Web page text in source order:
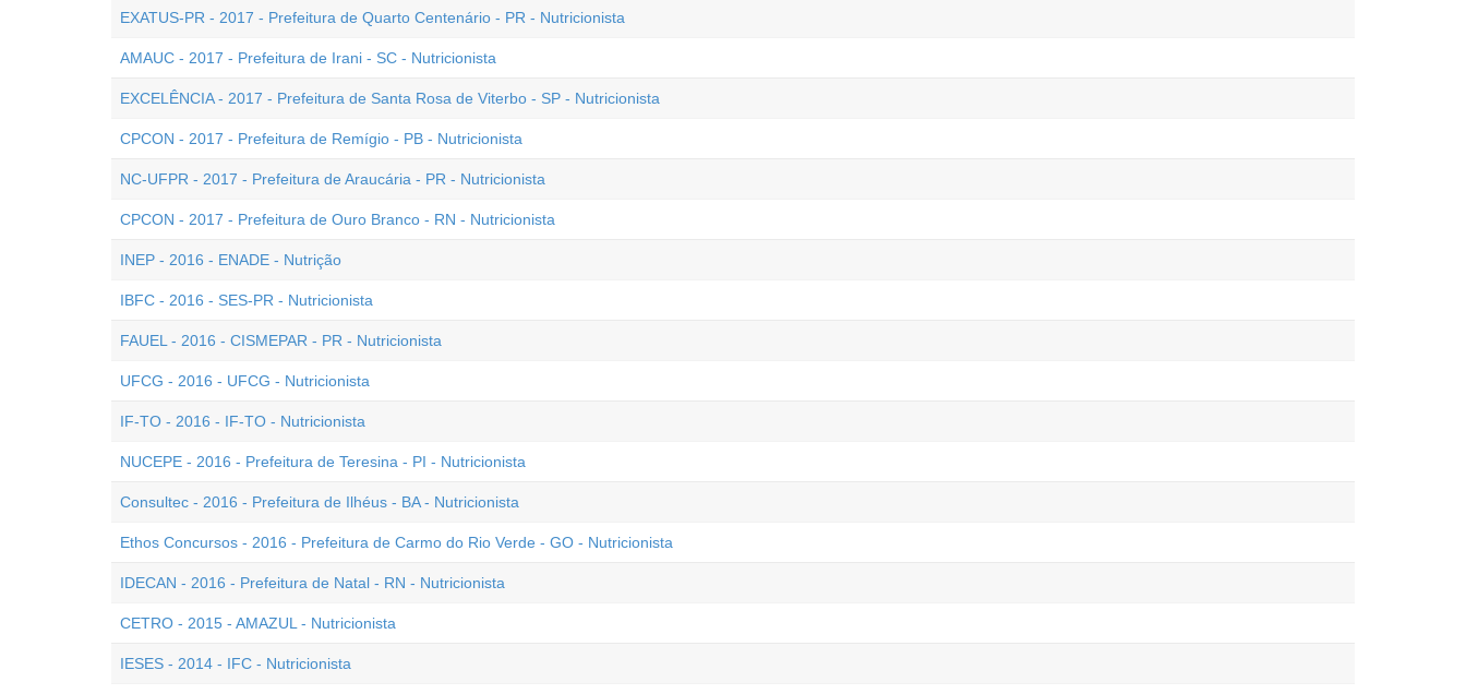
EXATUS-PR - 2017 - Prefeitura de Quarto Centenário - PR - Nutricionista
AMAUC - 2017 - Prefeitura de Irani - SC - Nutricionista
EXCELÊNCIA - 2017 - Prefeitura de Santa Rosa de Viterbo - SP - Nutricionista
CPCON - 2017 - Prefeitura de Remígio - PB - Nutricionista
NC-UFPR - 2017 - Prefeitura de Araucária - PR - Nutricionista
CPCON - 2017 - Prefeitura de Ouro Branco - RN - Nutricionista
INEP - 2016 - ENADE - Nutrição
IBFC - 2016 - SES-PR - Nutricionista
FAUEL - 2016 - CISMEPAR - PR - Nutricionista
UFCG - 2016 - UFCG - Nutricionista
IF-TO - 2016 - IF-TO - Nutricionista
NUCEPE - 2016 - Prefeitura de Teresina - PI - Nutricionista
Consultec - 2016 - Prefeitura de Ilhéus - BA - Nutricionista
Ethos Concursos - 2016 - Prefeitura de Carmo do Rio Verde - GO - Nutricionista
IDECAN - 2016 - Prefeitura de Natal - RN - Nutricionista
CETRO - 2015 - AMAZUL - Nutricionista
IESES - 2014 - IFC - Nutricionista